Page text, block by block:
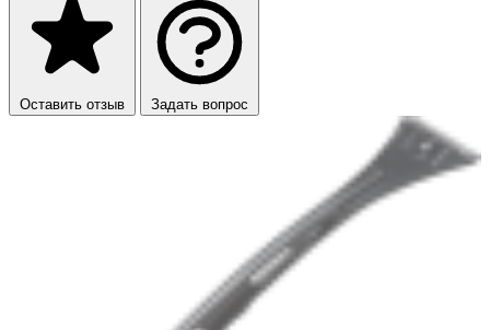
Оставить отзыв Задать вопрос